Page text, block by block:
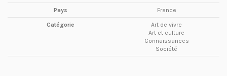
Pays France
Catégorie
Art de vivre
Art et culture
Connaissances
Société